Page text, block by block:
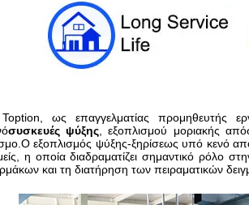
ως επαγγελματίας προμηθευτής
συσκευές ψύξης , εξοπλισμού μοριακής
εξοπλισμός ψύξης-ξηρίσεως υπό κενό
η οποία διαδραματίζει σημαντικό ρόλο
και τη διατήρηση των πειραματικών